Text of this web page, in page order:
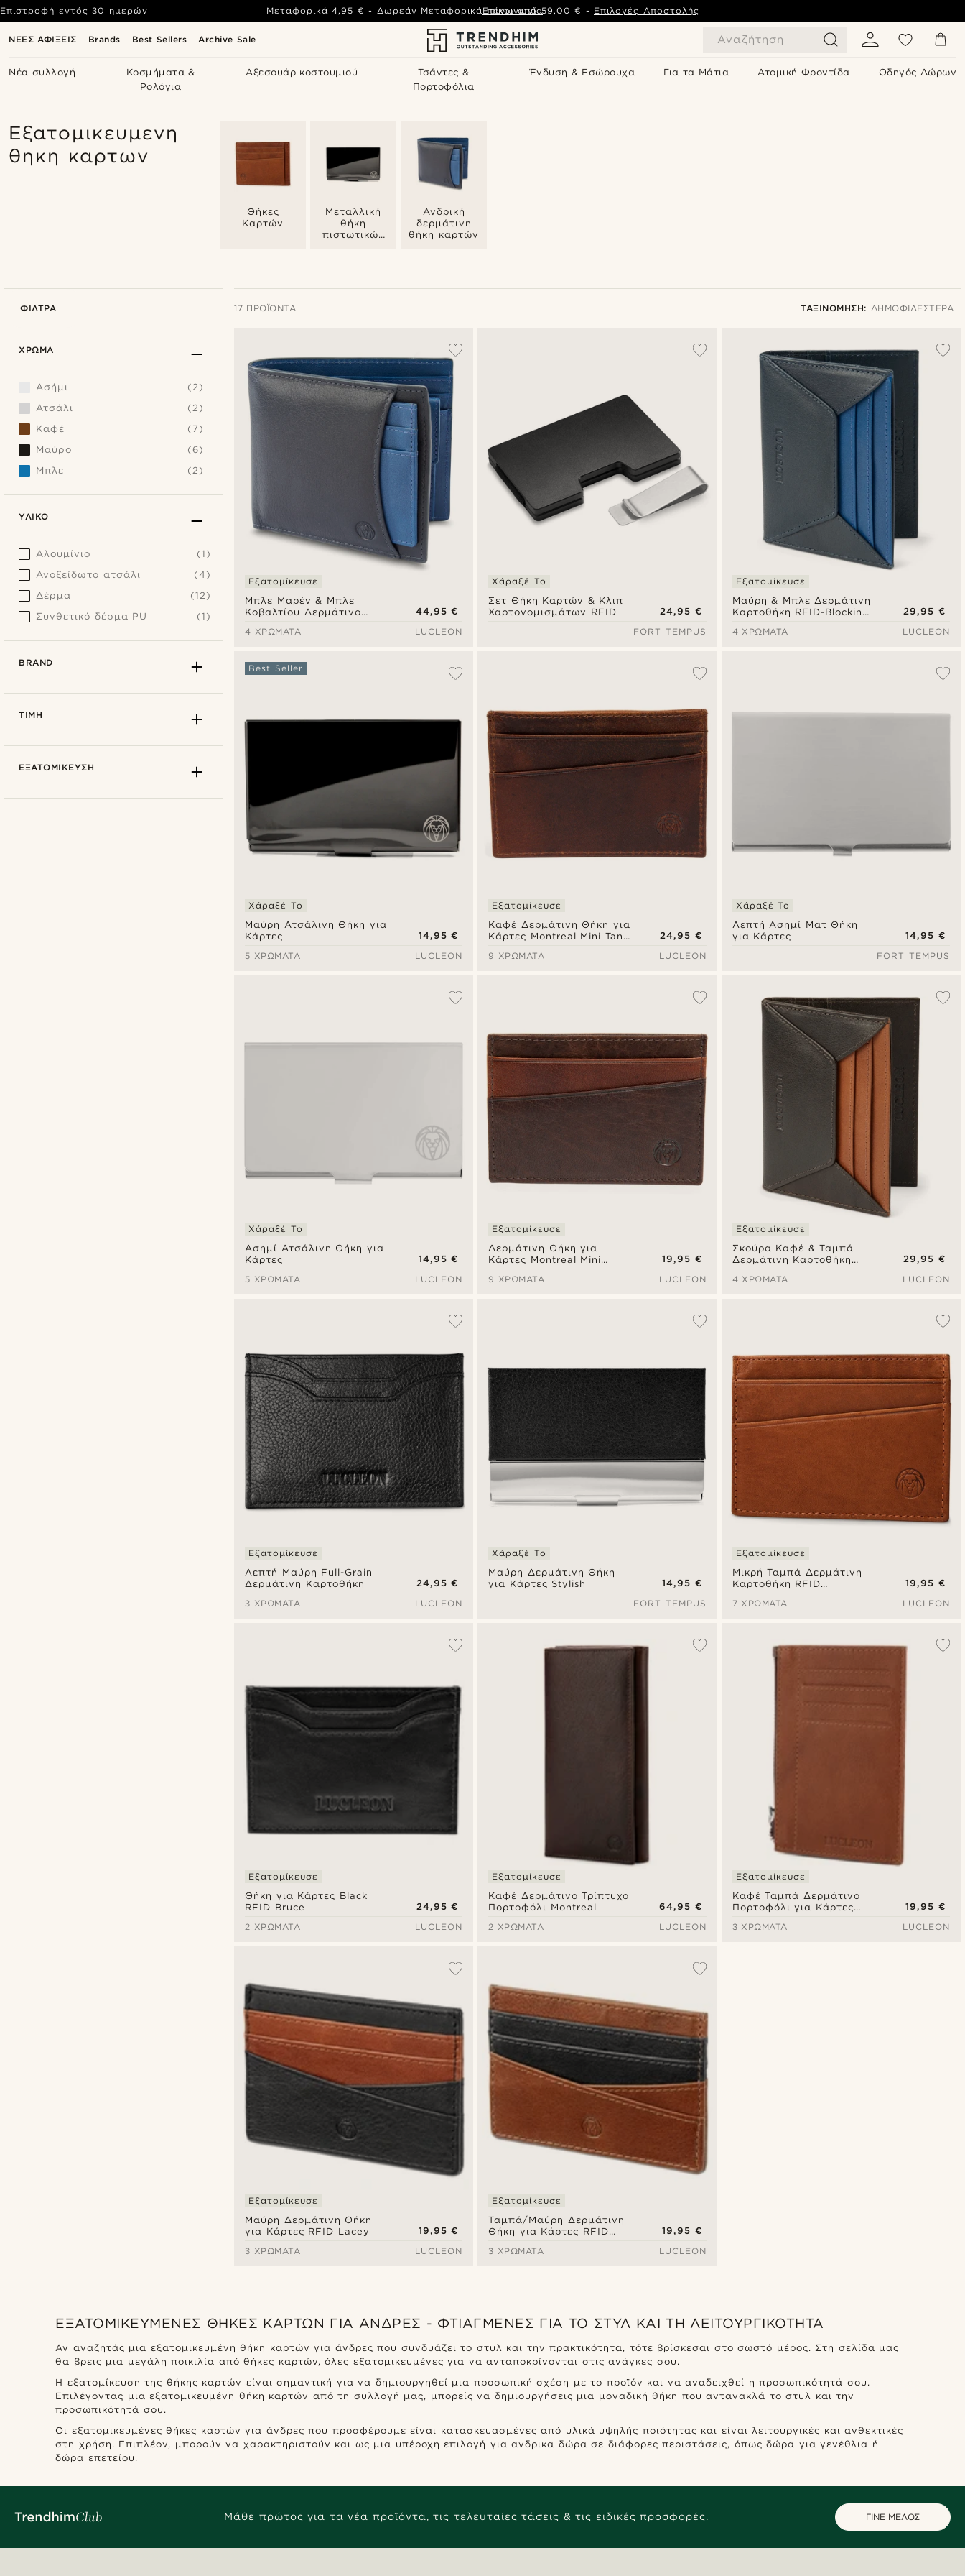
ΝΕΕΣ ΑΦΙΞΕΙΣ Brands Best Sellers Archive Sale Αναζήτηση
Νέα συλλογή
Κοσμήματα &
Ρολόγια
Αξεσουάρ κοστουμιού
Τσάντες &
Πορτοφόλια
Ένδυση & Εσώρουχα Για τα Μάτια Ατομική Φροντίδα Οδηγός Δώρων
Επιστροφή εντός 30 ημερών Μεταφορικά 4,95 € - Δωρεάν Μεταφορικά πάνω από59,00 € - Επιλογές Αποστολής
Επικοινωνία
Εξατομικευμενη
θηκη καρτων
Θήκες
Καρτών
Μεταλλική
θήκη
πιστωτικών
Ανδρική
δερμάτινη
θήκη καρτών
ΦΊΛΤΡΑ 17 ΠΡΟΪΌΝΤΑ ΤΑΞΙΝΌΜΗΣΗ: ΔΗΜΟΦΙΛΈΣΤΕΡΑ
Πιο καινούρια
Φθηνότερα
Ακριβότερα
Μπλε Μαρέν & Μπλε
Κοβαλτίου Δερμάτινο
RFID-Blocking Lincoln
Εξατομίκευσε
44,95 €
4 ΧΡΏΜΑΤΑ
LUCLEON
Σετ Θήκη Καρτών & Κλιπ
Χαρτονομισμάτων RFID
Χάραξέ Το
24,95 €
FORT TEMPUS
Μαύρη & Μπλε Δερμάτινη
Καρτοθήκη RFID-Blocking
Εξατομίκευσε
29,95 €
4 ΧΡΏΜΑΤΑ
LUCLEON
Μαύρη Ατσάλινη Θήκη για
Κάρτες
Best Seller
Χάραξέ Το
14,95 €
5 ΧΡΏΜΑΤΑ
LUCLEON
Καφέ Δερμάτινη Θήκη για
Κάρτες Montreal Mini Tan
Εξατομίκευσε
24,95 €
9 ΧΡΏΜΑΤΑ
LUCLEON
Λεπτή Ασημί Ματ Θήκη
για Κάρτες
Χάραξέ Το
14,95 €
FORT TEMPUS
Ασημί Ατσάλινη Θήκη για
Κάρτες
Χάραξέ Το
14,95 €
5 ΧΡΏΜΑΤΑ
LUCLEON
Δερμάτινη Θήκη για
Κάρτες Montreal Mini
Εξατομίκευσε
19,95 €
9 ΧΡΏΜΑΤΑ
LUCLEON
Σκούρα Καφέ & Ταμπά
Δερμάτινη Καρτοθήκη
Εξατομίκευσε
29,95 €
4 ΧΡΏΜΑΤΑ
LUCLEON
Λεπτή Μαύρη Full-Grain
Δερμάτινη Καρτοθήκη
Εξατομίκευσε
24,95 €
3 ΧΡΏΜΑΤΑ
LUCLEON
Μαύρη Δερμάτινη Θήκη
για Κάρτες Stylish
Χάραξέ Το
14,95 €
FORT TEMPUS
Μικρή Ταμπά Δερμάτινη
Καρτοθήκη RFID
Εξατομίκευσε
19,95 €
7 ΧΡΏΜΑΤΑ
LUCLEON
Θήκη για Κάρτες Black
RFID Bruce
Εξατομίκευσε
24,95 €
2 ΧΡΏΜΑΤΑ
LUCLEON
Καφέ Δερμάτινο Τρίπτυχο
Πορτοφόλι Montreal
Εξατομίκευσε
64,95 €
2 ΧΡΏΜΑΤΑ
LUCLEON
Καφέ Ταμπά Δερμάτινο
Πορτοφόλι για Κάρτες
Εξατομίκευσε
19,95 €
3 ΧΡΏΜΑΤΑ
LUCLEON
Μαύρη Δερμάτινη Θήκη
για Κάρτες RFID Lacey
Εξατομίκευσε
19,95 €
3 ΧΡΏΜΑΤΑ
LUCLEON
Ταμπά/Μαύρη Δερμάτινη
Θήκη για Κάρτες RFID
Εξατομίκευσε
19,95 €
3 ΧΡΏΜΑΤΑ
LUCLEON
ΧΡΏΜΑ
Ασήμι
(2)
Ατσάλι
(2)
Καφέ
(7)
Μαύρο
(6)
Μπλε
(2)
ΥΛΙΚΌ
Αλουμίνιο
(1)
Ανοξείδωτο ατσάλι
(4)
Δέρμα
(12)
Συνθετικό δέρμα PU
(1)
BRAND
ΤΙΜΉ
ΕΞΑΤΟΜΊΚΕΥΣΗ
ΕΞΑΤΟΜΙΚΕΥΜΈΝΕΣ ΘΉΚΕΣ ΚΑΡΤΏΝ ΓΙΑ ΆΝΔΡΕΣ - ΦΤΙΑΓΜΈΝΕΣ ΓΙΑ ΤΟ ΣΤΥΛ ΚΑΙ ΤΗ ΛΕΙΤΟΥΡΓΙΚΌΤΗΤΑ
Αν αναζητάς μια εξατομικευμένη θήκη καρτών για άνδρες που συνδυάζει το στυλ και την πρακτικότητα, τότε βρίσκεσαι στο σωστό μέρος. Στη σελίδα μας
θα βρεις μια μεγάλη ποικιλία από θήκες καρτών, όλες εξατομικευμένες για να ανταποκρίνονται στις ανάγκες σου.
Η εξατομίκευση της θήκης καρτών είναι σημαντική για να δημιουργηθεί μια προσωπική σχέση με το προϊόν και να αναδειχθεί η προσωπικότητά σου.
Επιλέγοντας μια εξατομικευμένη θήκη καρτών από τη συλλογή μας, μπορείς να δημιουργήσεις μια μοναδική θήκη που αντανακλά το στυλ και την
προσωπικότητά σου.
Οι εξατομικευμένες θήκες καρτών για άνδρες που προσφέρουμε είναι κατασκευασμένες από υλικά υψηλής ποιότητας και είναι λειτουργικές και ανθεκτικές
στη χρήση. Επιπλέον, μπορούν να χαρακτηριστούν και ως μια υπέροχη επιλογή για ανδρικα δώρα σε διάφορες περιστάσεις, όπως δώρα για γενέθλια ή
δώρα επετείου.
Μάθε πρώτος για τα νέα προϊόντα, τις τελευταίες τάσεις & τις ειδικές προσφορές. ΓΙΝΕ ΜΕΛΟΣ